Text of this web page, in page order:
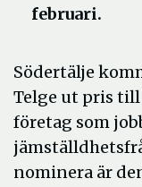
februari.
Södertälje
Telge ut pris
företag som
nominera är